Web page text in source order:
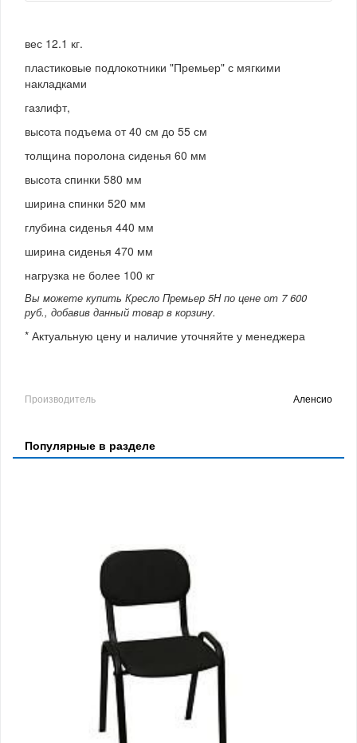
вес 12.1 кг.
пластиковые подлокотники "Премьер" с мягкими
накладками
газлифт,
высота подъема от 40 см до 55 см
толщина поролона сиденья 60 мм
высота спинки 580 мм
ширина спинки 520 мм
глубина сиденья 440 мм
ширина сиденья 470 мм
нагрузка не более 100 кг
Вы можете купить Кресло Премьер 5Н по цене от 7 600
руб., добавив данный товар в корзину.
* Актуальную цену и наличие уточняйте у менеджера
Производитель Аленсио
Популярные в разделе